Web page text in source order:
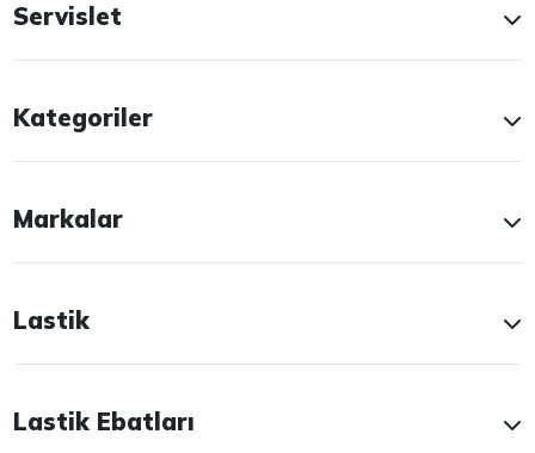
Servislet
Kategoriler
Markalar
Lastik
Lastik Ebatları